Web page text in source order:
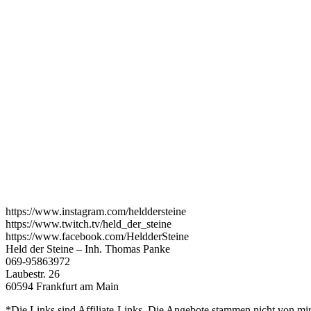
https://www.instagram.com/helddersteine
https://www.twitch.tv/held_der_steine
https://www.facebook.com/HeldderSteine
Held der Steine – Inh. Thomas Panke
069-95863972
Laubestr. 26
60594 Frankfurt am Main